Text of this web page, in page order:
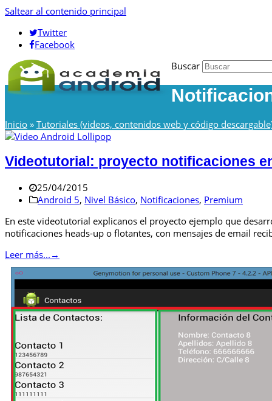
Saltear al contenido principal
Twitter
Facebook
Buscar
Inicio » Tutoriales (videos, contenidos web y código
Videotutorial: proyecto notificaciones
25/04/2015
Android 5, Nivel Básico, Notificaciones, Premium
En este videotutorial explicanos el proyecto ejemplo que
notificaciones heads-up o flotantes, con mensajes de email
Leer más... →